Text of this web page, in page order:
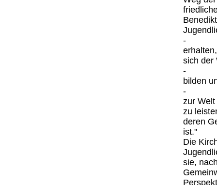
- "der
sich der
- die
bilden
- die
zur
zu
deren
ist."
Die
sie,